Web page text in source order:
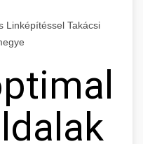
Linképítéssel Takácsi